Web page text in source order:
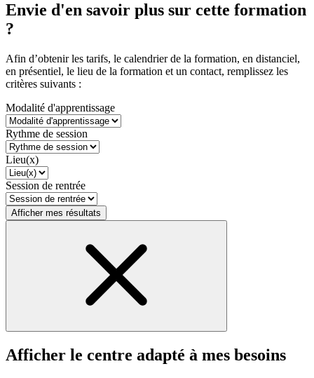
Envie d'en savoir plus sur cette formation
?
Afin d’obtenir les tarifs, le calendrier de la formation, en distanciel,
en présentiel, le lieu de la formation et un contact, remplissez les
critères suivants :
Modalité d'apprentissage
Rythme de session
Lieu(x)
Session de rentrée
Afficher mes résultats
Afficher le centre adapté à mes besoins